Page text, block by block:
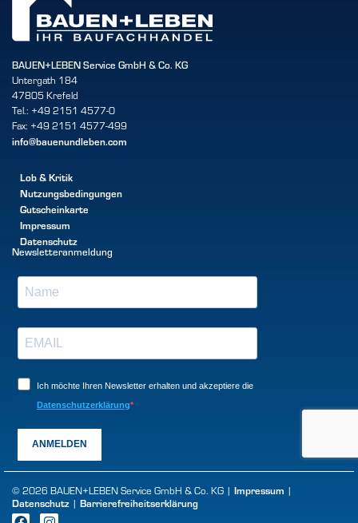
BAUEN+LEBEN Service GmbH & Co. KG
Untergath 184
47805 Krefeld
Tel.: +49 2151 4577-0
Fax: +49 2151 4577-499
info@bauenundleben.com
Lob & Kritik
Nutzungsbedingungen
Gutscheinkarte
Impressum
Datenschutz
Newsletteranmeldung
Ich möchte Ihren Newsletter erhalten und akzeptiere die
Datenschutzerklärung
ANMELDEN
© 2026 BAUEN+LEBEN Service GmbH & Co. KG | Impressum |
Datenschutz | Barrierefreiheitserklärung